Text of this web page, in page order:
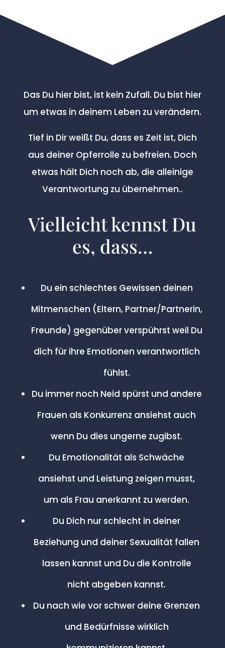
Das Du hier bist, ist kein Zufall. Du bist hier
um etwas in deinem Leben zu verändern.
Tief in Dir weißt Du, dass es Zeit ist, Dich
aus deiner Opferrolle zu befreien. Doch
etwas hält Dich noch ab, die alleinige
Verantwortung zu übernehmen..
Vielleicht kennst Du
es, dass…
Du ein schlechtes Gewissen deinen
Mitmenschen (Eltern, Partner/Partnerin,
Freunde) gegenüber verspührst weil Du
dich für ihre Emotionen verantwortlich
fühlst.
Du immer noch Neid spürst und andere
Frauen als Konkurrenz ansiehst auch
wenn Du dies ungerne zugibst.
Du Emotionalität als Schwäche
ansiehst und Leistung zeigen musst,
um als Frau anerkannt zu werden.
Du Dich nur schlecht in deiner
Beziehung und deiner Sexualität fallen
lassen kannst und Du die Kontrolle
nicht abgeben kannst.
Du nach wie vor schwer deine Grenzen
und Bedürfnisse wirklich